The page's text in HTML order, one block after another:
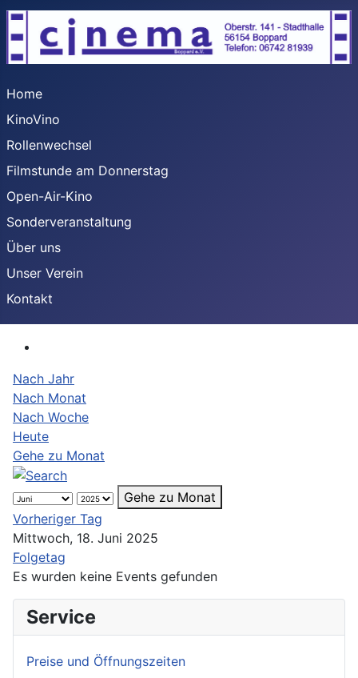
Home
KinoVino
Rollenwechsel
Filmstunde am Donnerstag
Open-Air-Kino
Sonderveranstaltung
Über uns
Unser Verein
Kontakt
Nach Jahr
Nach Monat
Nach Woche
Heute
Gehe zu Monat
Gehe zu Monat
Vorheriger Tag
Mittwoch, 18. Juni 2025
Folgetag
Es wurden keine Events gefunden
Service
Preise und Öffnungszeiten